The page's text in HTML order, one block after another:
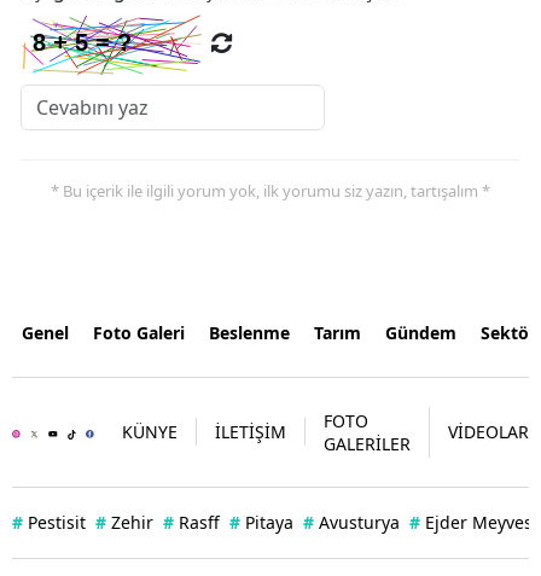
* Bu içerik ile ilgili yorum yok, ilk yorumu siz yazın, tartışalım *
Genel Foto Galeri Beslenme Tarım Gündem
KÜNYE İLETİŞİM
FOTO
GALERİLER
VİDEOLAR
# Pestisit # Zehir # Rasff # Pitaya # Avusturya # Ejder Meyvesi